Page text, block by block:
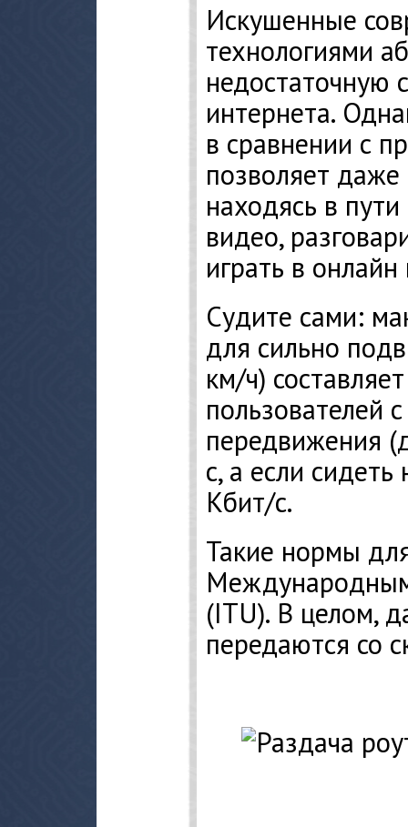
Искушенные
технологиями
недостаточную
интернета.
в сравнении с
позволяет
находясь в
видео,
играть в
Судите сами:
для сильно
км/ч)
пользователей
передвижения
с, а если
Кбит/с.
Такие нормы
(ITU). В целом,
передаются со